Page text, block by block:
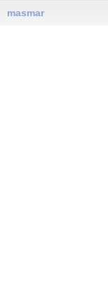
masmar